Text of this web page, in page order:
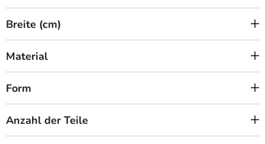
Breite (cm)
Material
Form
Anzahl der Teile